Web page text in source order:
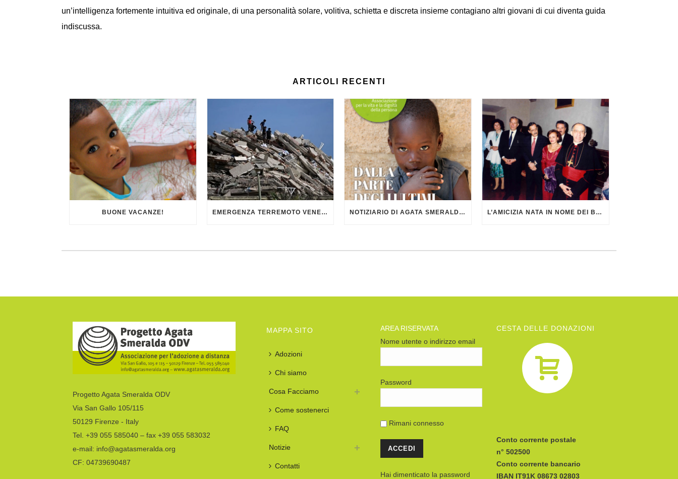
un’intelligenza fortemente intuitiva ed originale, di una personalità solare, volitiva, schietta e discreta insieme contagiano altri giovani di cui diventa guida
indiscussa.
ARTICOLI RECENTI
BUONE VACANZE! EMERGENZA TERREMOTO VENEZUELA NOTIZIARIO DI AGATA SMERALDA DI GIUGNO 2026 L’AMICIZIA NATA IN NOME DEI BAMBINI
Progetto Agata Smeralda ODV
Via San Gallo 105/115
50129 Firenze - Italy
Tel. +39 055 585040 – fax +39 055 583032
e-mail: info@agatasmeralda.org
CF: 04739690487
MAPPA SITO
Adozioni
Chi siamo
Cosa Facciamo
Come sostenerci
FAQ
Notizie
Contatti
AREA RISERVATA
Nome utente o indirizzo email
Password
Rimani connesso
Hai dimenticato la password
CESTA DELLE DONAZIONI
Conto corrente postale
n° 502500
Conto corrente bancario
IBAN